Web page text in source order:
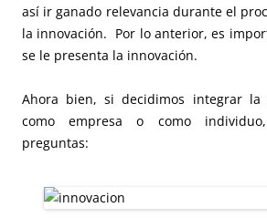
así ir ganado relevancia durante el
la innovación. Por lo anterior, es
se le presenta la innovación.
Ahora bien, si decidimos integrar la
como empresa o como
preguntas: